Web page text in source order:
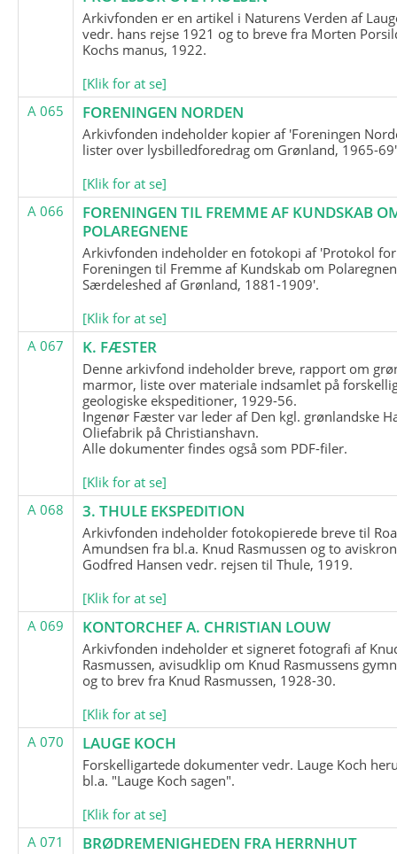
Arkivfonden er en artikel i Naturens Verden af
vedr. hans rejse 1921 og to breve fra Morten
Kochs manus, 1922.
[Klik for at se]
A 065
FORENINGEN NORDEN
Arkivfonden indeholder kopier af 'Foreningen
lister over lysbilledforedrag om Grønland, 1965-
[Klik for at se]
A 066
FORENINGEN TIL FREMME AF KUNDSKAB
POLAREGNENE
Arkivfonden indeholder en fotokopi af 'Protokol for
Foreningen til Fremme af Kundskab om
Særdeleshed af Grønland, 1881-1909'.
[Klik for at se]
A 067
K. FÆSTER
Denne arkivfond indeholder breve, rapport om
marmor, liste over materiale indsamlet på
geologiske ekspeditioner, 1929-56.
Ingenør Fæster var leder af Den kgl. grønlandske
Oliefabrik på Christianshavn.
Alle dokumenter findes også som PDF-filer.
[Klik for at se]
A 068
3. THULE EKSPEDITION
Arkivfonden indeholder fotokopierede breve til
Amundsen fra bl.a. Knud Rasmussen og to
Godfred Hansen vedr. rejsen til Thule, 1919.
[Klik for at se]
A 069
KONTORCHEF A. CHRISTIAN LOUW
Arkivfonden indeholder et signeret fotografi af
Rasmussen, avisudklip om Knud Rasmussens
og to brev fra Knud Rasmussen, 1928-30.
[Klik for at se]
A 070
LAUGE KOCH
Forskelligartede dokumenter vedr. Lauge Koch
bl.a. "Lauge Koch sagen".
[Klik for at se]
A 071
BRØDREMENIGHEDEN FRA HERRNHUT